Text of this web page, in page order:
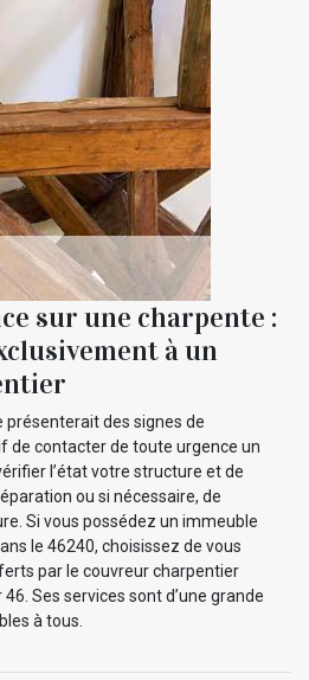
sur une charpente :
à un
présenterait des signes de
de contacter de toute urgence un
l’état votre structure et de
ou si nécessaire, de
Si vous possédez un immeuble
le 46240, choisissez de vous
par le couvreur charpentier
Ses services sont d’une grande
à tous.